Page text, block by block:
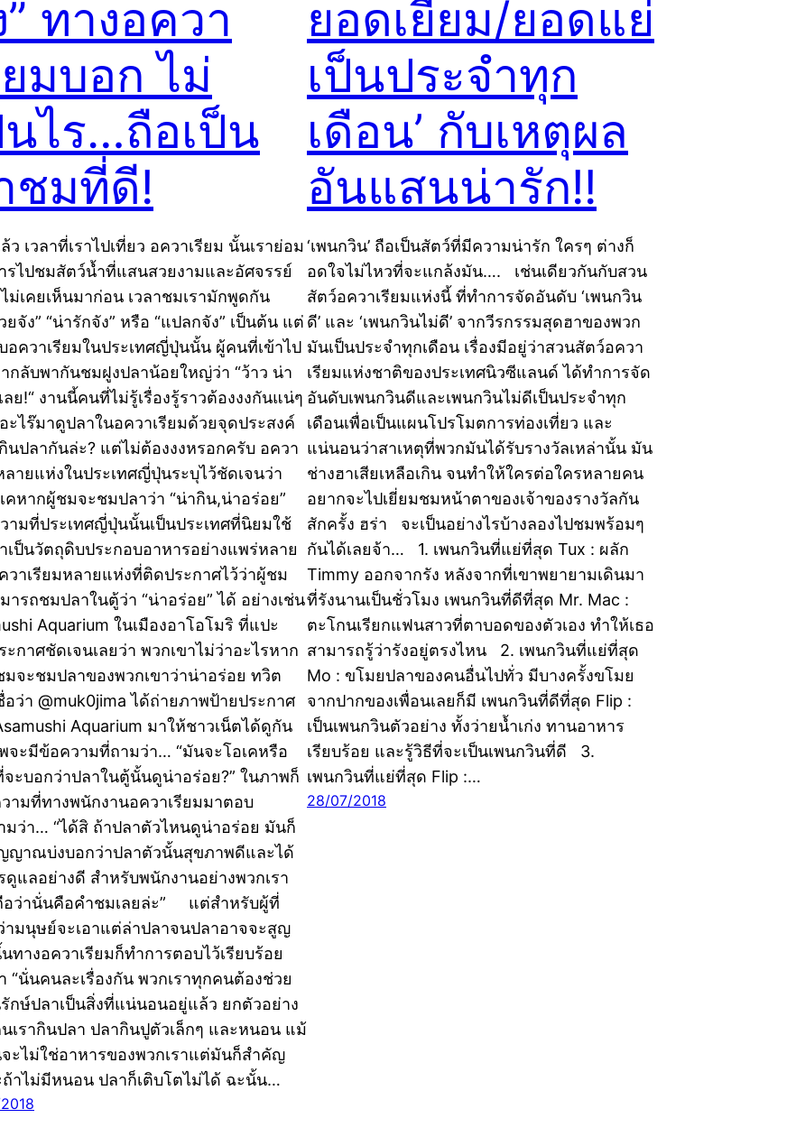
” ทางอควา
ยมบอก ไม่
นไร…ถือเป็น
ชมที่ดี!
ว เวลาที่เราไปเที่ยว อควาเรียม นั้นเราย่อม
รไปชมสัตว์น้ำที่แสนสวยงามและอัศจรรย์
ม่เคยเห็นมาก่อน เวลาชมเรามักพูดกัน
ยจัง” “น่ารักจัง” หรือ “แปลกจัง” เป็นต้น แต่
อควาเรียมในประเทศญี่ปุ่นนั้น ผู้คนที่เข้าไป
กลับพากันชมฝูงปลาน้อยใหญ่ว่า “ว้าว น่า
ลย!“ งานนี้คนที่ไม่รู้เรื่องรู้ราวต้องงงกันแน่ๆ
ะไร๊มาดูปลาในอควาเรียมด้วยจุดประสงค์
นปลากันล่ะ? แต่ไม่ต้องงงหรอกครับ อควา
ลายแห่งในประเทศญี่ปุ่นระบุไว้ชัดเจนว่า
คหากผู้ชมจะชมปลาว่า “น่ากิน,น่าอร่อย”
ามที่ประเทศญี่ปุ่นนั้นเป็นประเทศที่นิยมใช้
เป็นวัตถุดิบประกอบอาหารอย่างแพร่หลาย
วาเรียมหลายแห่งที่ติดประกาศไว้ว่าผู้ชม
ารถชมปลาในตู้ว่า “น่าอร่อย” ได้ อย่างเช่น
Aquarium ในเมืองอาโอโมริ ที่แปะ
ะกาศชัดเจนเลยว่า พวกเขาไม่ว่าอะไรหาก
มจะชมปลาของพวกเขาว่าน่าอร่อย ทวิต
อว่า @muk0jima ได้ถ่ายภาพป้ายประกาศ
Aquarium มาให้ชาวเน็ตได้ดูกัน
จะมีข้อความที่ถามว่า… “มันจะโอเคหรือ
จะบอกว่าปลาในตู้นั้นดูน่าอร่อย?” ในภาพก็
ามที่ทางพนักงานอควาเรียมมาตอบ
มว่า… “ได้สิ ถ้าปลาตัวไหนดูน่าอร่อย มันก็
ญาณบ่งบอกว่าปลาตัวนั้นสุขภาพดีและได้
ดูแลอย่างดี สำหรับพนักงานอย่างพวกเรา
อว่านั่นคือคำชมเลยล่ะ” แต่สำหรับผู้ที่
ามนุษย์จะเอาแต่ล่าปลาจนปลาอาจจะสูญ
ทางอควาเรียมก็ทำการตอบไว้เรียบร้อย
“นั่นคนละเรื่องกัน พวกเราทุกคนต้องช่วย
กษ์ปลาเป็นสิ่งที่แน่นอนอยู่แล้ว ยกตัวอย่าง
เรากินปลา ปลากินปูตัวเล็กๆ และหนอน แม้
ะไม่ใช่อาหารของพวกเราแต่มันก็สำคัญ
ถ้าไม่มีหนอน ปลาก็เติบโตไม่ได้ ฉะนั้น…
ยอดเยี่ยม/ยอดแย่
เป็นประจำทุก
เดือน’ กับเหตุผล
อันแสนน่ารัก!!
‘เพนกวิน’ ถือเป็นสัตว์ที่มีความน่ารัก ใครๆ ต่างก็
อดใจไม่ไหวที่จะแกล้งมัน…. เช่นเดียวกันกับสวน
สัตว์อควาเรียมแห่งนี้ ที่ทำการจัดอันดับ ‘เพนกวิน
ดี’ และ ‘เพนกวินไม่ดี’ จากวีรกรรมสุดฮาของพวก
มันเป็นประจำทุกเดือน เรื่องมีอยู่ว่าสวนสัตว์อควา
เรียมแห่งชาติของประเทศนิวซีแลนด์ ได้ทำการจัด
อันดับเพนกวินดีและเพนกวินไม่ดีเป็นประจำทุก
เดือนเพื่อเป็นแผนโปรโมตการท่องเที่ยว และ
แน่นอนว่าสาเหตุที่พวกมันได้รับรางวัลเหล่านั้น มัน
ช่างฮาเสียเหลือเกิน จนทำให้ใครต่อใครหลายคน
อยากจะไปเยี่ยมชมหน้าตาของเจ้าของรางวัลกัน
สักครั้ง ฮร่า จะเป็นอย่างไรบ้างลองไปชมพร้อมๆ
กันได้เลยจ้า… 1. เพนกวินที่แย่ที่สุด Tux : ผลัก
Timmy ออกจากรัง หลังจากที่เขาพยายามเดินมา
ที่รังนานเป็นชั่วโมง เพนกวินที่ดีที่สุด Mr. Mac :
ตะโกนเรียกแฟนสาวที่ตาบอดของตัวเอง ทำให้เธอ
สามารถรู้ว่ารังอยู่ตรงไหน 2. เพนกวินที่แย่ที่สุด
Mo : ขโมยปลาของคนอื่นไปทั่ว มีบางครั้งขโมย
จากปากของเพื่อนเลยก็มี เพนกวินที่ดีที่สุด Flip :
เป็นเพนกวินตัวอย่าง ทั้งว่ายน้ำเก่ง ทานอาหาร
เรียบร้อย และรู้วิธีที่จะเป็นเพนกวินที่ดี 3.
เพนกวินที่แย่ที่สุด Flip :…
28/07/2018